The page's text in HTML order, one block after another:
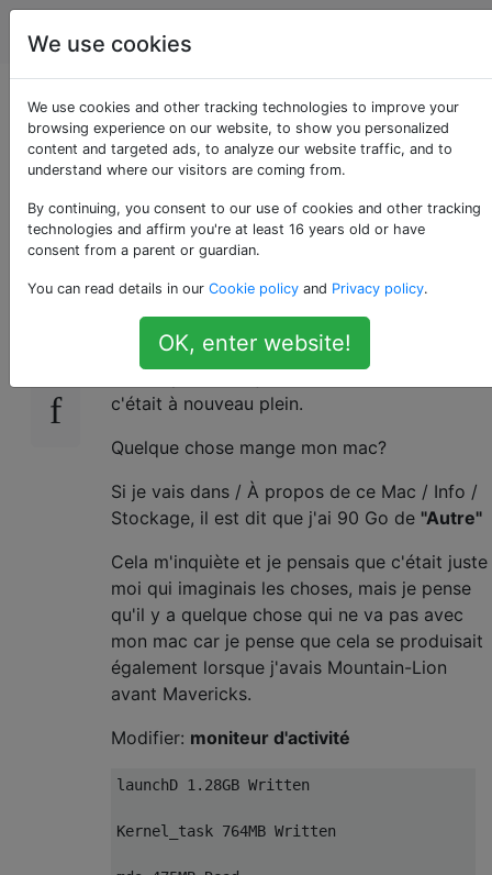
Apple
Qu'est-ce qui remplit
mon disque dur si
vite?
14
Hier soir (parce que mon disque dur était
presque plein), j'ai libéré environ 4 Go. Puis je
suis revenu sur mon Macbook environ 3
heures plus tard (je l'ai laissé inactif) et
c'était à nouveau plein.
Quelque chose mange mon mac?
Si je vais dans / À propos de ce Mac / Info /
Stockage, il est dit que j'ai 90 Go de "Autre"
Cela m'inquiète et je pensais que c'était juste
moi qui imaginais les choses, mais je pense
qu'il y a quelque chose qui ne va pas avec
mon mac car je pense que cela se produisait
également lorsque j'avais Mountain-Lion
avant Mavericks.
Modifier: moniteur d'activité
launchD 1.28GB Written
Kernel_task 764MB Written
We use cookies
We use cookies and other tracking technologies to improve your
browsing experience on our website, to show you personalized
content and targeted ads, to analyze our website traffic, and to
understand where our visitors are coming from.
By continuing, you consent to our use of cookies and other tracking
technologies and affirm you're at least 16 years old or have
consent from a parent or guardian.
You can read details in our Cookie policy and Privacy policy.
OK, enter website!